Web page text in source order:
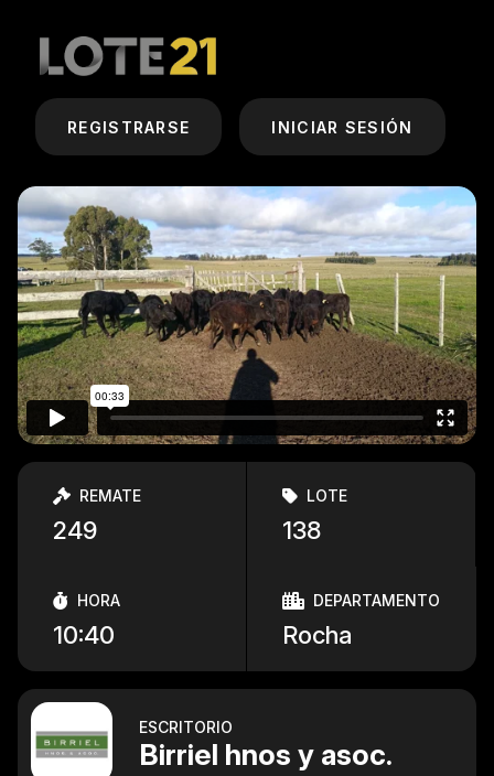
REGISTRARSE INICIAR SESIÓN
REMATE
249
LOTE
138
HORA
10:40
DEPARTAMENTO
Rocha
ESCRITORIO
Birriel hnos y asoc.